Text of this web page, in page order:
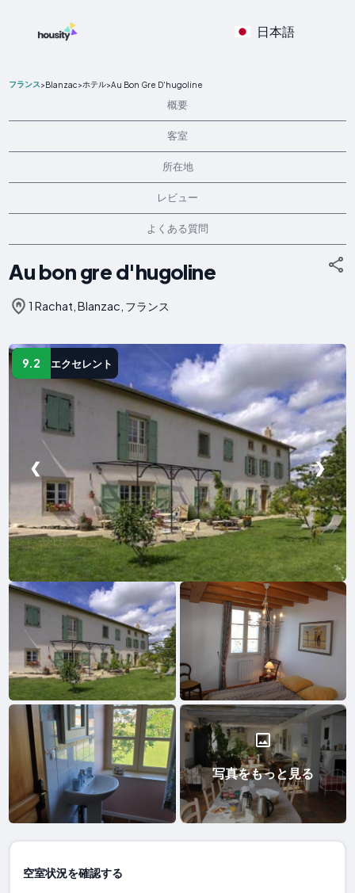
日本語
フランス>Blanzac>ホテル>Au Bon Gre D'hugoline
概要
客室
所在地
レビュー
よくある質問
Au bon gre d'hugoline
1 Rachat, Blanzac, フランス
9.2 エクセレント
❮ ❯
写真をもっと見る
空室状況を確認する